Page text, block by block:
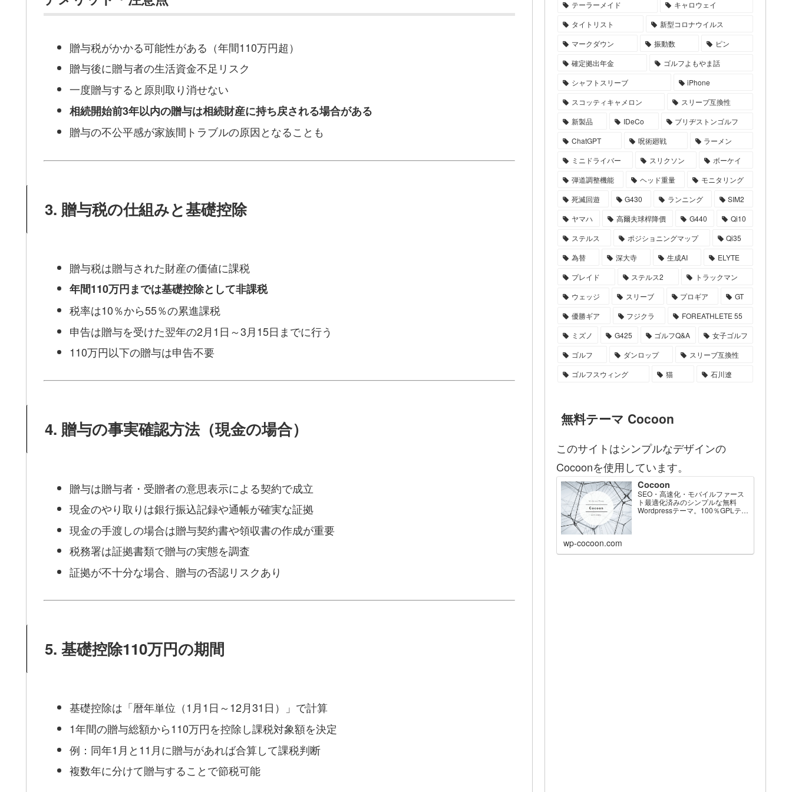
贈与税がかかる可能性がある（年間110万円超）
贈与後に贈与者の生活資金不足リスク
一度贈与すると原則取り消せない
相続開始前3年以内の贈与は相続財産に持ち戻される場合がある
贈与の不公平感が家族間トラブルの原因となることも
3. 贈与税の仕組みと基礎控除
贈与税は贈与された財産の価値に課税
年間110万円までは基礎控除として非課税
税率は10％から55％の累進課税
申告は贈与を受けた翌年の2月1日～3月15日までに行う
110万円以下の贈与は申告不要
4. 贈与の事実確認方法（現金の場合）
贈与は贈与者・受贈者の意思表示による契約で成立
現金のやり取りは銀行振込記録や通帳が確実な証拠
現金の手渡しの場合は贈与契約書や領収書の作成が重要
税務署は証拠書類で贈与の実態を調査
証拠が不十分な場合、贈与の否認リスクあり
5. 基礎控除110万円の期間
基礎控除は「暦年単位（1月1日～12月31日）」で計算
1年間の贈与総額から110万円を控除し課税対象額を決定
例：同年1月と11月に贈与があれば合算して課税判断
複数年に分けて贈与することで節税可能
テーラーメイド
キャロウェイ
タイトリスト
新型コロナウイルス
マークダウン
振動数
ピン
確定拠出年金
ゴルフよもやま話
シャフトスリーブ
iPhone
スコッティキャメロン
スリーブ互換性
新製品
IDeCo
ブリヂストンゴルフ
ChatGPT
呪術廻戦
ラーメン
ミニドライバー
スリクソン
ボーケイ
弾道調整機能
ヘッド重量
モニタリング
死滅回遊
G430 ランニング
SIM2
ヤマハ
高爾夫球桿降價 G440
Qi10
ステルス
ポジショニングマップ
Qi35
為替
深大寺 生成AI
ELYTE
プレイド
ステルス2
トラックマン
ウェッジ
スリーブ プロギア
GT
優勝ギア
フジクラ
FOREATHLETE 55
ミズノ
G425 ゴルフQ&A
女子ゴルフ
ゴルフ
ダンロップ
スリーブ互換性
ゴルフスウィング
猫 石川遼
無料テーマ Cocoon
このサイトはシンプルなデザインの
Cocoonを使用しています。
Cocoon
SEO・高速化・モバイルファース
ト最適化済みのシンプルな無料
Wordpressテーマ。100％GPLテー
wp-cocoon.com